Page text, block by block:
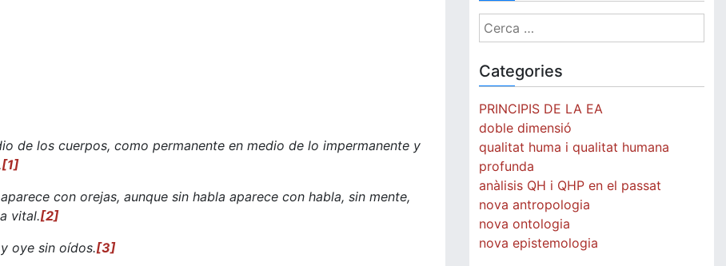
de los cuerpos, como permanente en medio de lo impermanente y
[1]
con orejas, aunque sin habla aparece con habla, sin mente,
vital.[2]
oye sin oídos.[3]
Cerca:
Categories
PRINCIPIS DE LA EA
doble dimensió
qualitat huma i qualitat humana
profunda
anàlisis QH i QHP en el passat
nova antropologia
nova ontologia
nova epistemologia